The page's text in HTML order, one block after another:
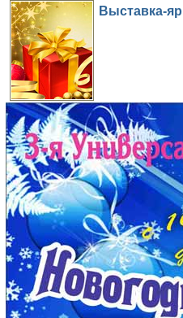
Выставка-